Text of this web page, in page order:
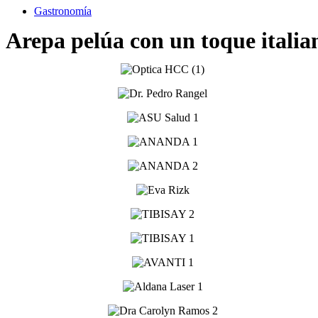
Gastronomía
Arepa pelúa con un toque